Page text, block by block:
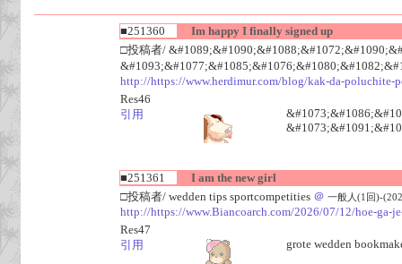
■251360
Im happy I finally signed up
□投稿者/
http://https://www.herdimur.com/blog/kak-da-poluchite-
Res46
引用
■251361
I am the new girl
□投稿者/ wedden tips sportcompetities ＠ 一般人(1回)-
http://https://www.Biancoarch.com/2026/07/12/hoe-ga-
Res47
引用
grote wedden